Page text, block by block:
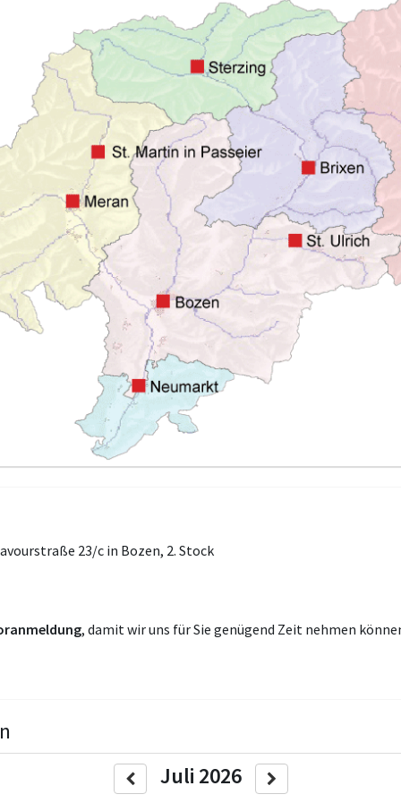
23/c in Bozen, 2. Stock
, damit wir uns für Sie genügend Zeit nehmen
Juli 2026